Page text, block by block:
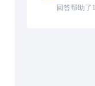
回答帮助了